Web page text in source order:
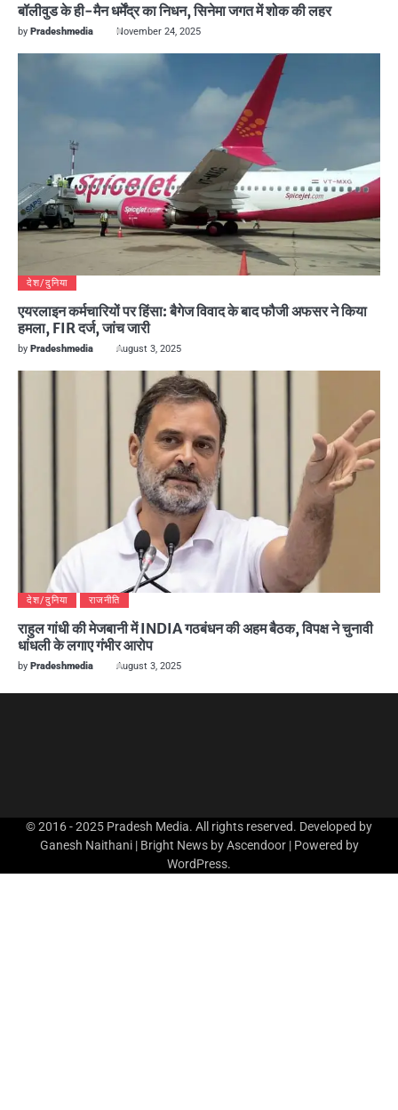
बॉलीवुड के ही-मैन धर्मेंद्र का निधन, सिनेमा जगत में शोक की लहर
by Pradeshmedia November 24, 2025
देश/दुनिया
एयरलाइन कर्मचारियों पर हिंसा: बैगेज विवाद के बाद फौजी अफसर ने किया
हमला, FIR दर्ज, जांच जारी
by Pradeshmedia August 3, 2025
देश/दुनिया राजनीति
राहुल गांधी की मेजबानी में INDIA गठबंधन की अहम बैठक, विपक्ष ने चुनावी
धांधली के लगाए गंभीर आरोप
by Pradeshmedia August 3, 2025
© 2016 - 2025 Pradesh Media. All rights reserved. Developed by
Ganesh Naithani | Bright News byAscendoor| Powered by
WordPress.